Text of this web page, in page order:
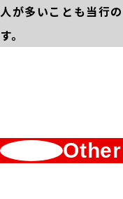
人が多いことも当行
す。